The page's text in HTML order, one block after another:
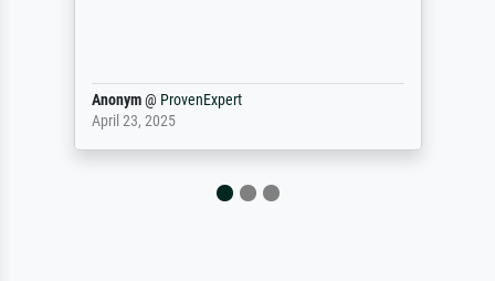
philip@ProvenExpert
September 23, 2025